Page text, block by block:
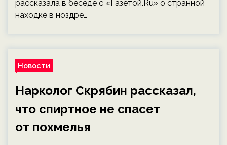
рассказала в беседе с «Газетой.Ru» о странной
находке в ноздре…
Новости
Нарколог Скрябин рассказал,
что спиртное не спасет
от похмелья